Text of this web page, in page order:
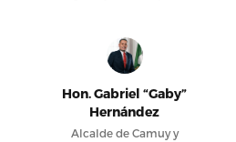
Hon. Gabriel “Gaby”
Hernández
Alcalde de Camuy y